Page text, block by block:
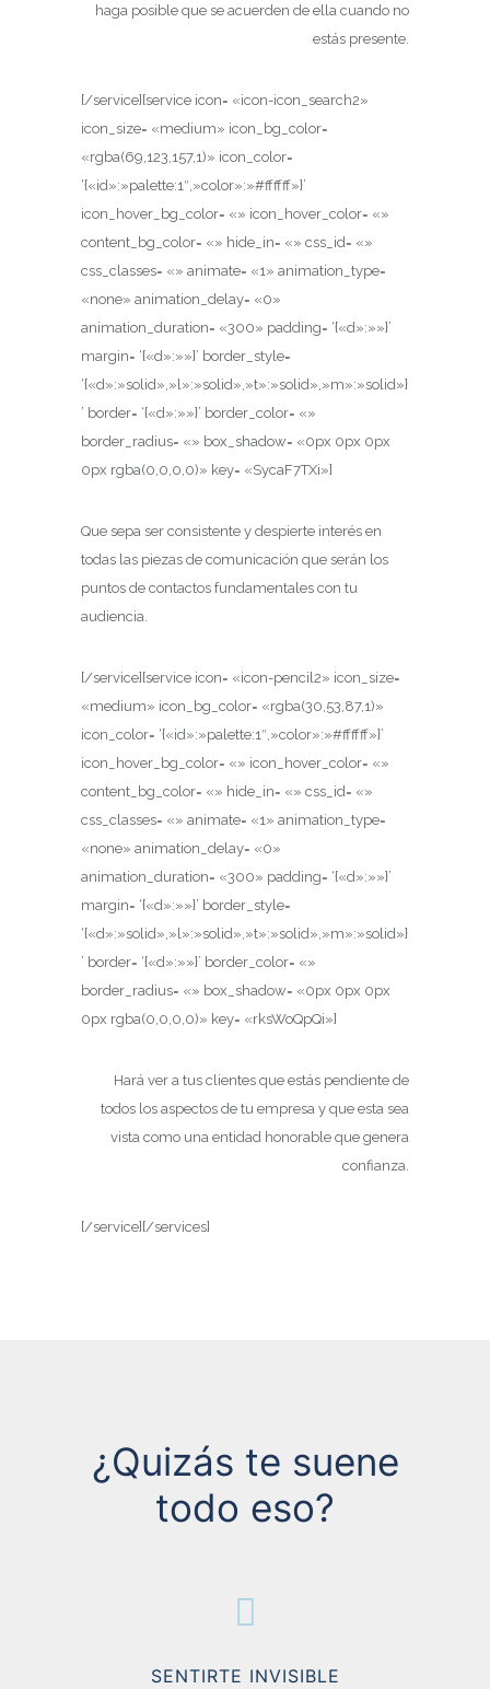
haga posible que se acuerden de ella cuando no
estás presente.
[/service][service icon= «icon-icon_search2»
icon_size= «medium» icon_bg_color=
«rgba(69,123,157,1)» icon_color=
‘{«id»:»palette:1″,»color»:»#ffffff»}’
icon_hover_bg_color= «» icon_hover_color= «»
content_bg_color= «» hide_in= «» css_id= «»
css_classes= «» animate= «1» animation_type=
«none» animation_delay= «0»
animation_duration= «300» padding= ‘{«d»:»»}’
margin= ‘{«d»:»»}’ border_style=
‘{«d»:»solid»,»l»:»solid»,»t»:»solid»,»m»:»solid»}
’ border= ‘{«d»:»»}’ border_color= «»
border_radius= «» box_shadow= «0px 0px 0px
0px rgba(0,0,0,0)» key= «SycaF7TXi»]
Que sepa ser consistente y despierte interés en
todas las piezas de comunicación que serán los
puntos de contactos fundamentales con tu
audiencia.
[/service][service icon= «icon-pencil2» icon_size=
«medium» icon_bg_color= «rgba(30,53,87,1)»
icon_color= ‘{«id»:»palette:1″,»color»:»#ffffff»}’
icon_hover_bg_color= «» icon_hover_color= «»
content_bg_color= «» hide_in= «» css_id= «»
css_classes= «» animate= «1» animation_type=
«none» animation_delay= «0»
animation_duration= «300» padding= ‘{«d»:»»}’
margin= ‘{«d»:»»}’ border_style=
‘{«d»:»solid»,»l»:»solid»,»t»:»solid»,»m»:»solid»}
’ border= ‘{«d»:»»}’ border_color= «»
border_radius= «» box_shadow= «0px 0px 0px
0px rgba(0,0,0,0)» key= «rksWoQpQi»]
Hará ver a tus clientes que estás pendiente de
todos los aspectos de tu empresa y que esta sea
vista como una entidad honorable que genera
confianza.
[/service][/services]
¿Quizás te suene
todo eso?
SENTIRTE INVISIBLE